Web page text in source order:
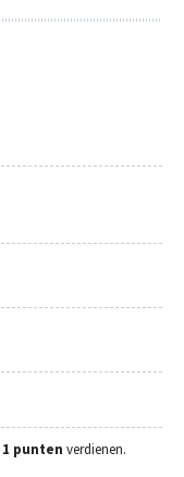
1 punten verdienen.